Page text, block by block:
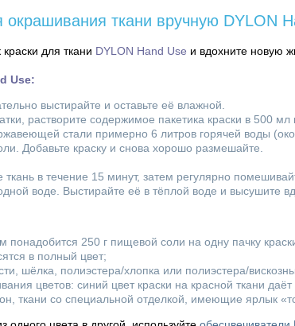
окрашивания ткани вручную DYLON
для ткани DYLON Hand Use и вдохните новую
Use:
выстирайте и оставьте её влажной.
растворите содержимое пакетика краски в 500 мл
стали примерно 6 литров горячей воды
Добавьте краску и снова хорошо размешайте.
в течение 15 минут, затем регулярно
воде. Выстирайте её в тёплой воде и высушите
понадобится 250 г пищевой соли на одну пачку
в полный цвет;
шёлка, полиэстера/хлопка или полиэстера/
цветов: синий цвет краски на красной ткани
ткани со специальной отделкой, имеющие ярлык